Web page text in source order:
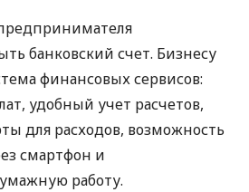
банковский счет. Бизнесу
финансовых сервисов:
удобный учет расчетов,
для расходов, возможность
смартфон и
работу.